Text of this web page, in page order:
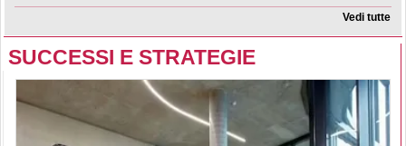
Vedi tutte
SUCCESSI E STRATEGIE